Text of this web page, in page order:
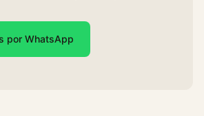
por WhatsApp